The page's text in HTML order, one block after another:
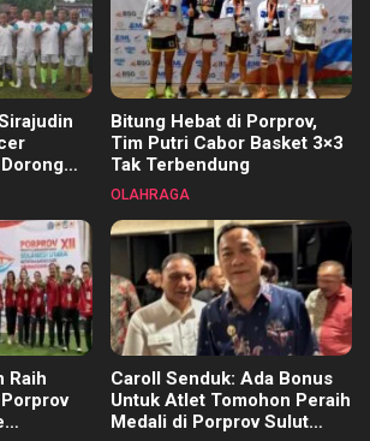
di Setiap
Bitung Hebat di Porprov,
Tim Putri Cabor Basket 3×3
Tak Terbendung
OLAHRAGA
Raih
Caroll Senduk: Ada Bonus
Untuk Atlet Tomohon Peraih
Medali di Porprov Sulut